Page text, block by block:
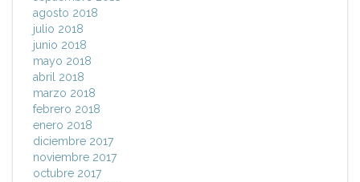
agosto 2018
julio 2018
junio 2018
mayo 2018
abril 2018
marzo 2018
febrero 2018
enero 2018
diciembre 2017
noviembre 2017
octubre 2017